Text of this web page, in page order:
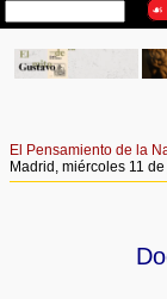
El Pensamiento de la
Madrid, miércoles 11